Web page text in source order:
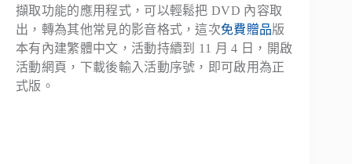
擷取功能的應用程式，可以輕鬆把 DVD 內容取
出，轉為其他常見的影音格式，這次免費贈品版
本有內建繁體中文，活動持續到 11 月 4 日，開啟
活動網頁，下載後輸入活動序號，即可啟用為正
式版。